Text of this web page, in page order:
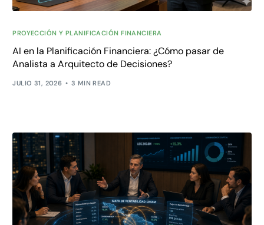
PROYECCIÓN Y PLANIFICACIÓN FINANCIERA
AI en la Planificación Financiera: ¿Cómo pasar de
Analista a Arquitecto de Decisiones?
JULIO 31, 2026 3 MIN READ